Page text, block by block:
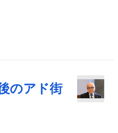
のアド街